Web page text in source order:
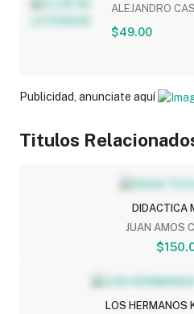
ALEJANDRO
$49.00
Publicidad, anunciate aquí
Titulos
DIDACTICA
JUAN AMOS
LOS HERMANOS